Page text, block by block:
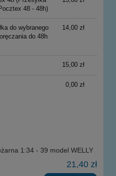
48 - 48h)
do wybranego
do 48h
14,00 zł
15,00 zł
0,00 zł
1:34 - 39 model WELLY
21,40 zł